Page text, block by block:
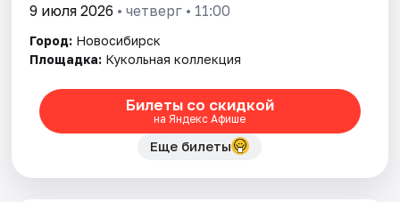
9 июля 2026 • четверг • 11:00
Город: Новосибирск
Площадка: Кукольная коллекция
Билеты со скидкой
на Яндекс Афише
Еще билеты